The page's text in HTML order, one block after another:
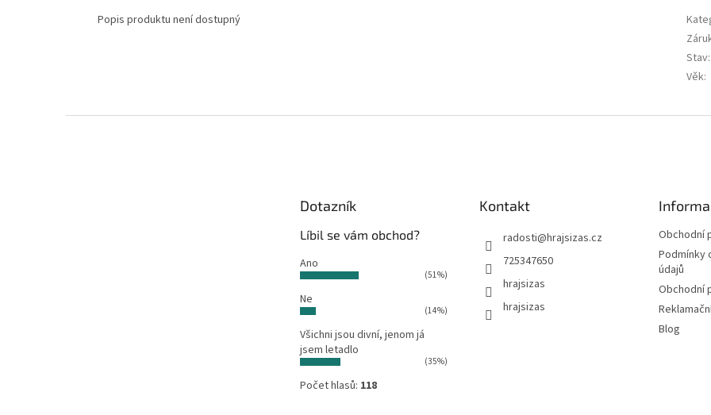
Popis produktu není dostupný
Stav:
Věk:
Dotazník
Líbil se vám obchod?
Ano
(51%)
Ne
(14%)
Všichni jsou divní, jenom já
jsem letadlo
(35%)
Počet hlasů: 118
Kontakt
radosti@hrajsizas.cz
725347650
hrajsizas
hrajsizas
Obchodní
Podmínky
údajů
Obchodní
Blog